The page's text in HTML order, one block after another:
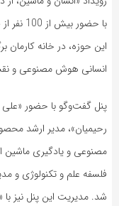
با
این حوزه، در خانه‌
انسانی هوش مصنوعی و
پنل گفت‌وگو با حضور «علی
رحیمیان»، مدیر ارشد
مصنوعی و یادگیری ماشین
فلسفه علم و تکنولوژی و
شد. مدیریت این پنل نیز با